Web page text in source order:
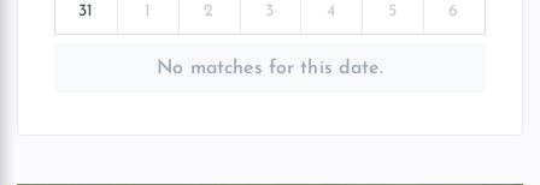
31 1 2 3 4 5 6
No matches for this date.